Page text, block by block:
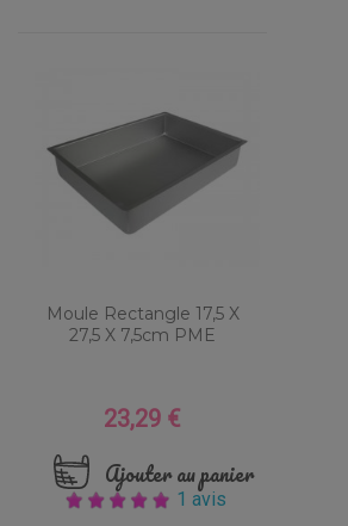
Moule Rectangle 17,5 X
27,5 X 7,5cm PME
Prix
23,29 €
Ajouter au panier
1 avis